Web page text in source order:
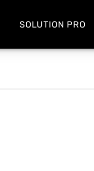
SOLUTION PRO